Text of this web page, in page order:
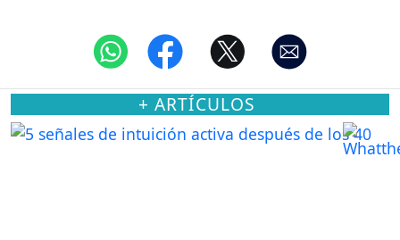
+ ARTÍCULOS